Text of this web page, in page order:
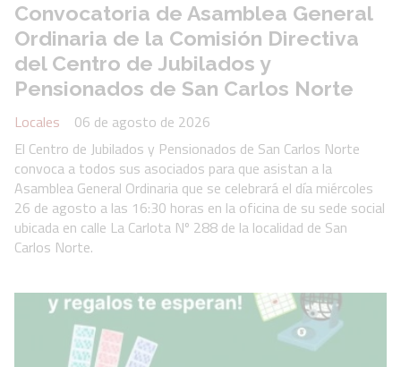
Convocatoria de Asamblea General
Ordinaria de la Comisión Directiva
del Centro de Jubilados y
Pensionados de San Carlos Norte
Locales
06 de agosto de 2026
El Centro de Jubilados y Pensionados de San Carlos Norte
convoca a todos sus asociados para que asistan a la
Asamblea General Ordinaria que se celebrará el día miércoles
26 de agosto a las 16:30 horas en la oficina de su sede social
ubicada en calle La Carlota Nº 288 de la localidad de San
Carlos Norte.